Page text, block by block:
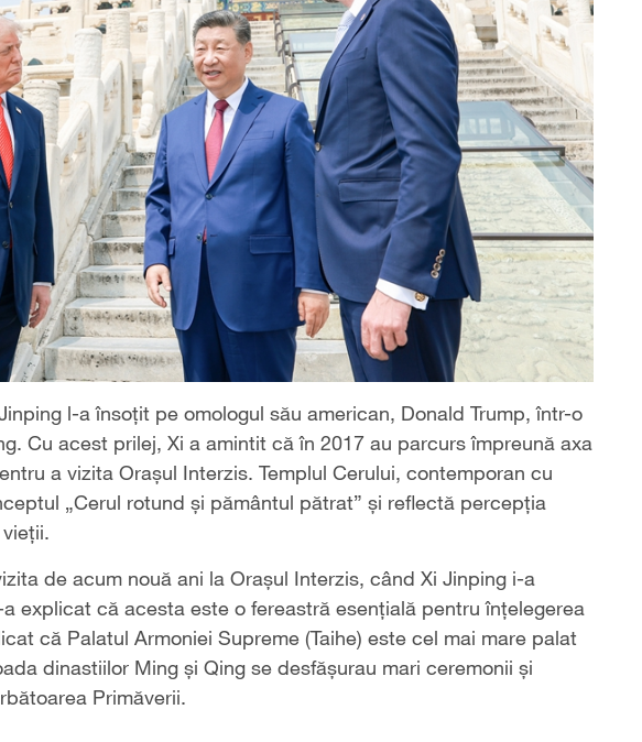
l-a însoțit pe omologul său american, Donald Trump, într-o
Cu acest prilej, Xi a amintit că în 2017 au parcurs împreună axa
a vizita Orașul Interzis. Templul Cerului, contemporan cu
„Cerul rotund și pământul pătrat” și reflectă percepția
de acum nouă ani la Orașul Interzis, când Xi Jinping i-a
explicat că acesta este o fereastră esențială pentru înțelegerea
că Palatul Armoniei Supreme (Taihe) este cel mai mare palat
dinastiilor Ming și Qing se desfășurau mari ceremonii și
Primăverii.